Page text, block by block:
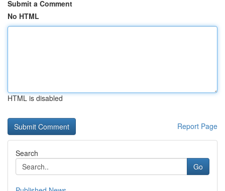
Submit a Comment
No HTML
HTML is disabled
Report Page
Search
Go